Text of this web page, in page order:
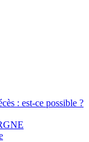
: est-ce possible ?